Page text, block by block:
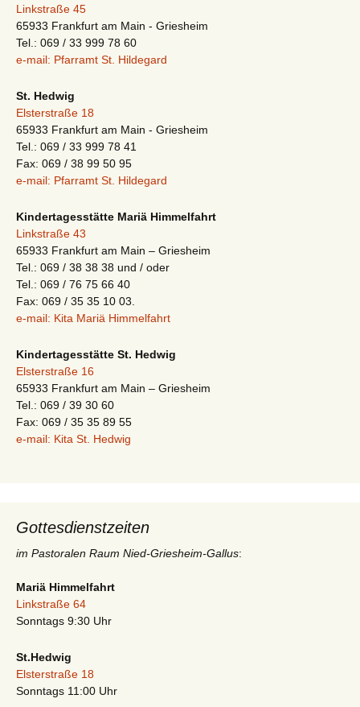
Linkstraße 45
65933 Frankfurt am Main - Griesheim
Tel.: 069 / 33 999 78 60
e-mail: Pfarramt St. Hildegard
St. Hedwig
Elsterstraße 18
65933 Frankfurt am Main - Griesheim
Tel.: 069 / 33 999 78 41
Fax: 069 / 38 99 50 95
e-mail: Pfarramt St. Hildegard
Kindertagesstätte Mariä Himmelfahrt
Linkstraße 43
65933 Frankfurt am Main – Griesheim
Tel.: 069 / 38 38 38 und / oder
Tel.: 069 / 76 75 66 40
Fax: 069 / 35 35 10 03.
e-mail: Kita Mariä Himmelfahrt
Kindertagesstätte St. Hedwig
Elsterstraße 16
65933 Frankfurt am Main – Griesheim
Tel.: 069 / 39 30 60
Fax: 069 / 35 35 89 55
e-mail: Kita St. Hedwig
Gottesdienstzeiten
im Pastoralen Raum Nied-Griesheim-Gallus:
Mariä Himmelfahrt
Linkstraße 64
Sonntags 9:30 Uhr
St.Hedwig
Elsterstraße 18
Sonntags 11:00 Uhr